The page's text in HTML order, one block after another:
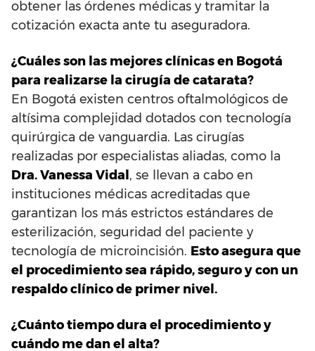
obtener las órdenes médicas y tramitar la
cotización exacta ante tu aseguradora.
¿Cuáles son las mejores clínicas en Bogotá
para realizarse la cirugía de catarata?
En Bogotá existen centros oftalmológicos de
altísima complejidad dotados con tecnología
quirúrgica de vanguardia. Las cirugías
realizadas por especialistas aliadas, como la
Dra. Vanessa Vidal , se llevan a cabo en
instituciones médicas acreditadas que
garantizan los más estrictos estándares de
esterilización, seguridad del paciente y
tecnología de microincisión. Esto asegura que
el procedimiento sea rápido, seguro y con un
respaldo clínico de primer nivel.
¿Cuánto tiempo dura el procedimiento y
cuándo me dan el alta?